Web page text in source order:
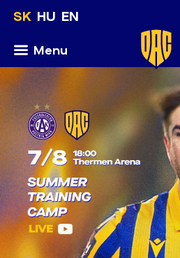
SK HU EN
Menu